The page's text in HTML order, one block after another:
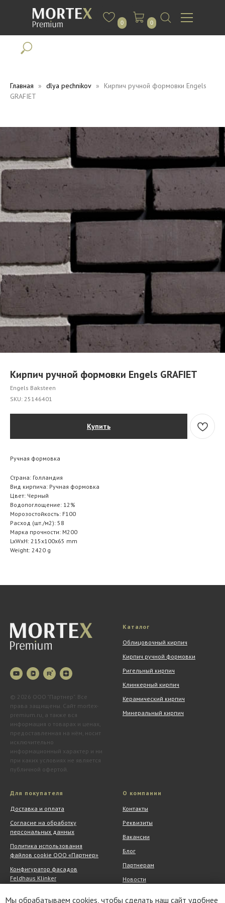
0 0
Главная dlya pechnikov
Кирпич ручной формовки Engels
GRAFIET
Кирпич ручной формовки Engels GRAFIET
Engels Baksteen
SKU: 25146401
Купить
Ручная формовка
Страна: Голландия
Вид кирпича: Ручная формовка
Цвет: Черный
Водопоглощение: 12%
Морозостойкость: F100
Расход (шт./м2): 58
Марка прочности: M200
LxWxH: 215x100x65 mm
Weight: 2420 g
© 2026 ООО "Партнер". Все
права защищены. Сайт mortex-
premium.ru, а также вся
информация о товарах и ценах,
предоставленная на нём, носит
исключительно
информационный характер и ни
при каких условиях не является
публичной офертой.
Каталог
Облицовочный кирпич
Кирпич ручной формовки
Ригельный кирпич
Клинкерный кирпич
Керамический кирпич
Минеральный кирпич
Для покупателя
Доставка и оплата
Согласие на обработку
персональных данных
Политика использования
файлов cookie ООО «Партнер»
Конфигуратор фасадов
Feldhaus Klinker
О компании
Контакты
Реквизиты
Вакансии
Блог
Партнерам
Новости
Мы обрабатываем cookies, чтобы сделать наш сайт удобнее